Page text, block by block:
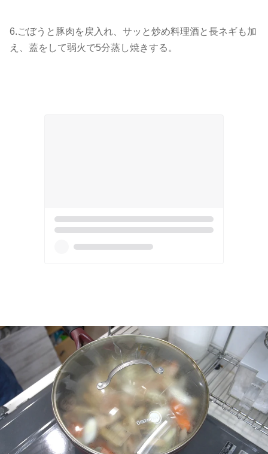
6.ごぼうと豚肉を戻入れ、サッと炒め料理酒と長ネギも加
え、蓋をして弱火で5分蒸し焼きする。